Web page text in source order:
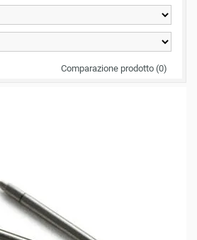
Comparazione prodotto (0)